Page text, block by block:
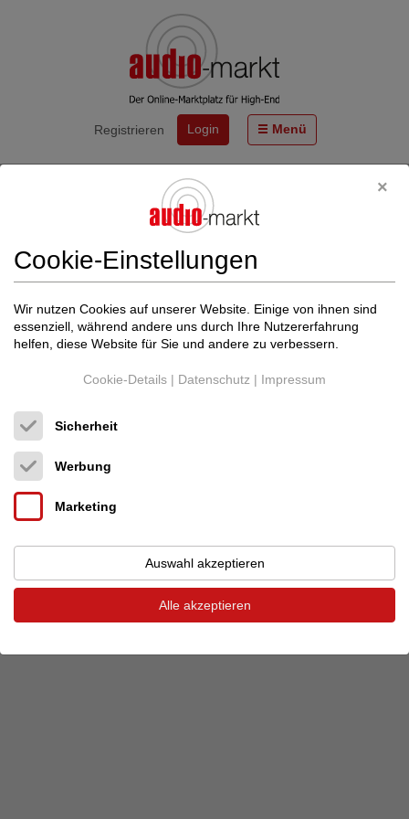
Registrieren Login Menü
SILENT POUND - die kompakten Referenz-Lautsprecher
BLOOM und CHALLENGER 2 - HÖRTERMINE!!
VonLIVE ACT AUDIO GmbH
Zurück zu Termine
Der Termin konnte nicht gefunden werden.
Vorheriger Termin
Cookie-Einstellungen
Wir nutzen Cookies auf unserer Website. Einige von ihnen sind
essenziell, während andere uns durch Ihre Nutzererfahrung
helfen, diese Website für Sie und andere zu verbessern.
Cookie-Details | Datenschutz | Impressum
Sicherheit
Werbung
Marketing
Auswahl akzeptieren
Alle akzeptieren